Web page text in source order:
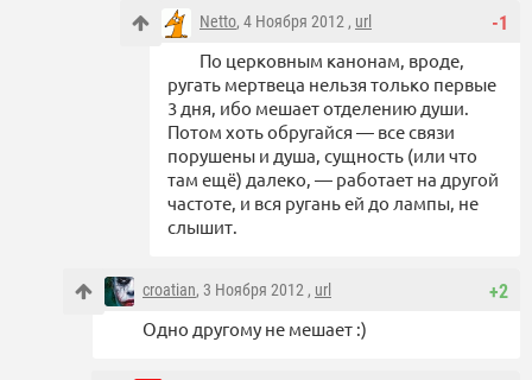
-1
Netto, 4 Ноября 2012 , url
По церковным канонам, вроде,
ругать мертвеца нельзя только первые
3 дня, ибо мешает отделению души.
Потом хоть обругайся — все связи
порушены и душа, сущность (или что
там ещё) далеко, — работает на другой
частоте, и вся ругань ей до лампы, не
слышит.
+2
croatian, 3 Ноября 2012 , url
Одно другому не мешает :)